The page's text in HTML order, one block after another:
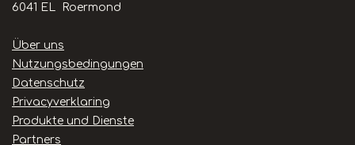
6041 EL Roermond
Handige
links
Über uns
Nutzungsbedingungen
Datenschutz
Privacyverklaring
Produkte und Dienste
Partners